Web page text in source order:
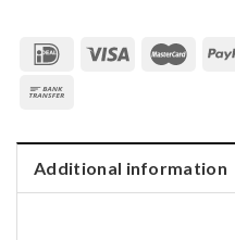
Additional information